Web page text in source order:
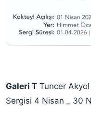
Galeri T Tuncer Akyol
Sergisi 4 Nisan _ 30